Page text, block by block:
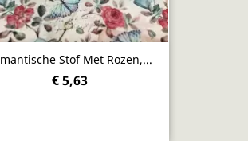
Stof Met Rozen,...
€ 5,63